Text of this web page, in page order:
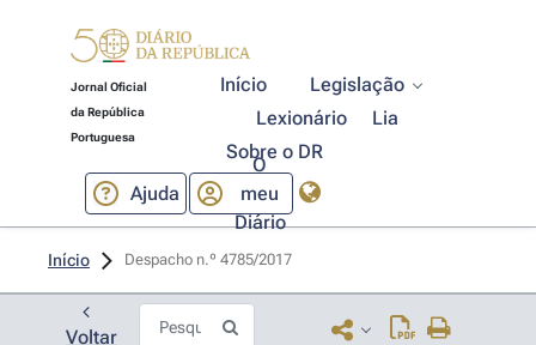
Jornal Oficial
da República
Portuguesa
Início
Legislação
Lexionário
Lia
Sobre o DR
Ajuda
O
meu
Diário
Início Despacho n.º 4785/2017
Voltar